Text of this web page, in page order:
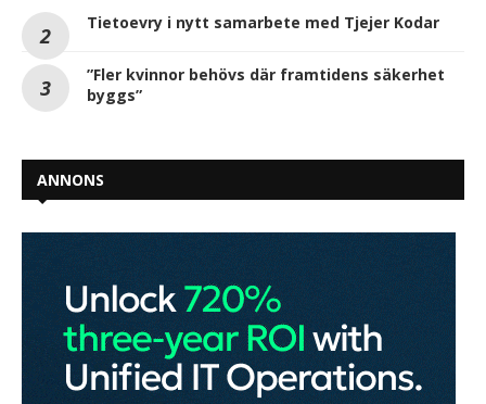
Tietoevry i nytt samarbete med Tjejer Kodar
”Fler kvinnor behövs där framtidens säkerhet
byggs”
ANNONS